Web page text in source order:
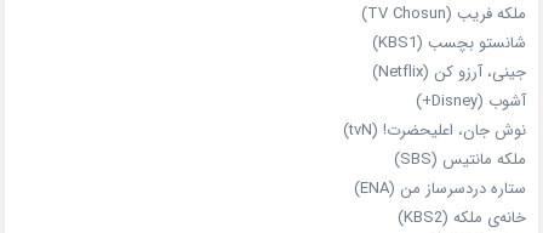
ملکه فریب (TV Chosun)
شانستو بچسب (KBS1)
جینی، آرزو کن (Netflix)
آشوب (Disney+)
نوش جان، اعلیحضرت! (tvN)
ملکه‌ مانتیس (SBS)
ستاره دردسرساز من (ENA)
خانه‌ی ملکه (KBS2)